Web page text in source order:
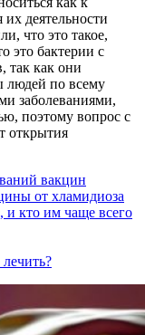
их деятельности
что это такое,
это бактерии с
так как они
людей по всему
заболеваниями,
поэтому вопрос с
открытия
вакцин
от хламидиоза
и кто им чаще всего